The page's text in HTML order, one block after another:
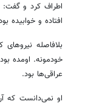
اطراف کرد و گفت:
افتاده و خوابیده
بلافاصله
خودمونه. اومده
عراقی‌ها بود.